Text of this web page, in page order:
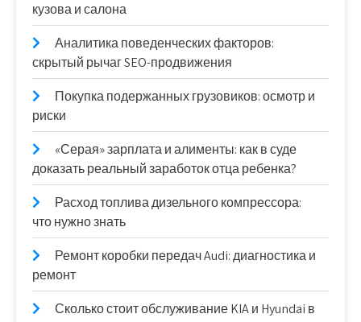
кузова и салона
Аналитика поведенческих факторов:
скрытый рычаг SEO-продвижения
Покупка подержанных грузовиков: осмотр и
риски
«Серая» зарплата и алименты: как в суде
доказать реальный заработок отца ребенка?
Расход топлива дизельного компрессора:
что нужно знать
Ремонт коробки передач Audi: диагностика и
ремонт
Сколько стоит обслуживание KIA и Hyundai в